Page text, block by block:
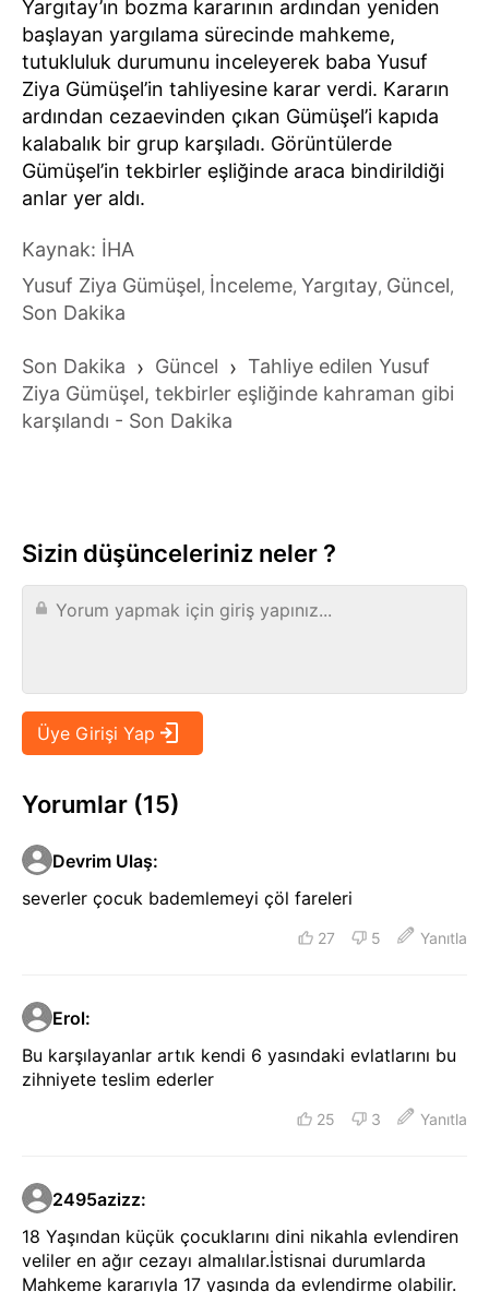
Yargıtay’ın bozma kararının ardından yeniden
başlayan yargılama sürecinde mahkeme,
tutukluluk durumunu inceleyerek baba Yusuf
Ziya Gümüşel’in tahliyesine karar verdi. Kararın
ardından cezaevinden çıkan Gümüşel’i kapıda
kalabalık bir grup karşıladı. Görüntülerde
Gümüşel’in tekbirler eşliğinde araca bindirildiği
anlar yer aldı.
Kaynak: İHA
Yusuf Ziya Gümüşel, İnceleme, Yargıtay, Güncel,
Son Dakika
Son Dakika › Güncel › Tahliye edilen Yusuf
Ziya Gümüşel, tekbirler eşliğinde kahraman gibi
karşılandı - Son Dakika
Sizin düşünceleriniz neler ?
Yorumlar (15)
Devrim Ulaş:
severler çocuk bademlemeyi çöl fareleri
27 5 Yanıtla
Erol:
Bu karşılayanlar artık kendi 6 yasındaki evlatlarını bu
zihniyete teslim ederler
25 3 Yanıtla
2495azizz:
18 Yaşından küçük çocuklarını dini nikahla evlendiren
veliler en ağır cezayı almalılar.İstisnai durumlarda
Mahkeme kararıyla 17 yaşında da evlendirme olabilir.